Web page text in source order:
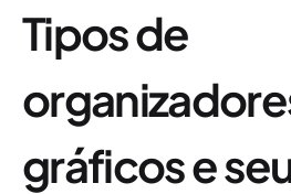
Tipos de
gráficos e